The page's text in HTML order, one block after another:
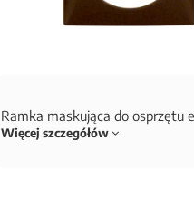
Ramka maskująca do osprzętu
Więcej szczegółów